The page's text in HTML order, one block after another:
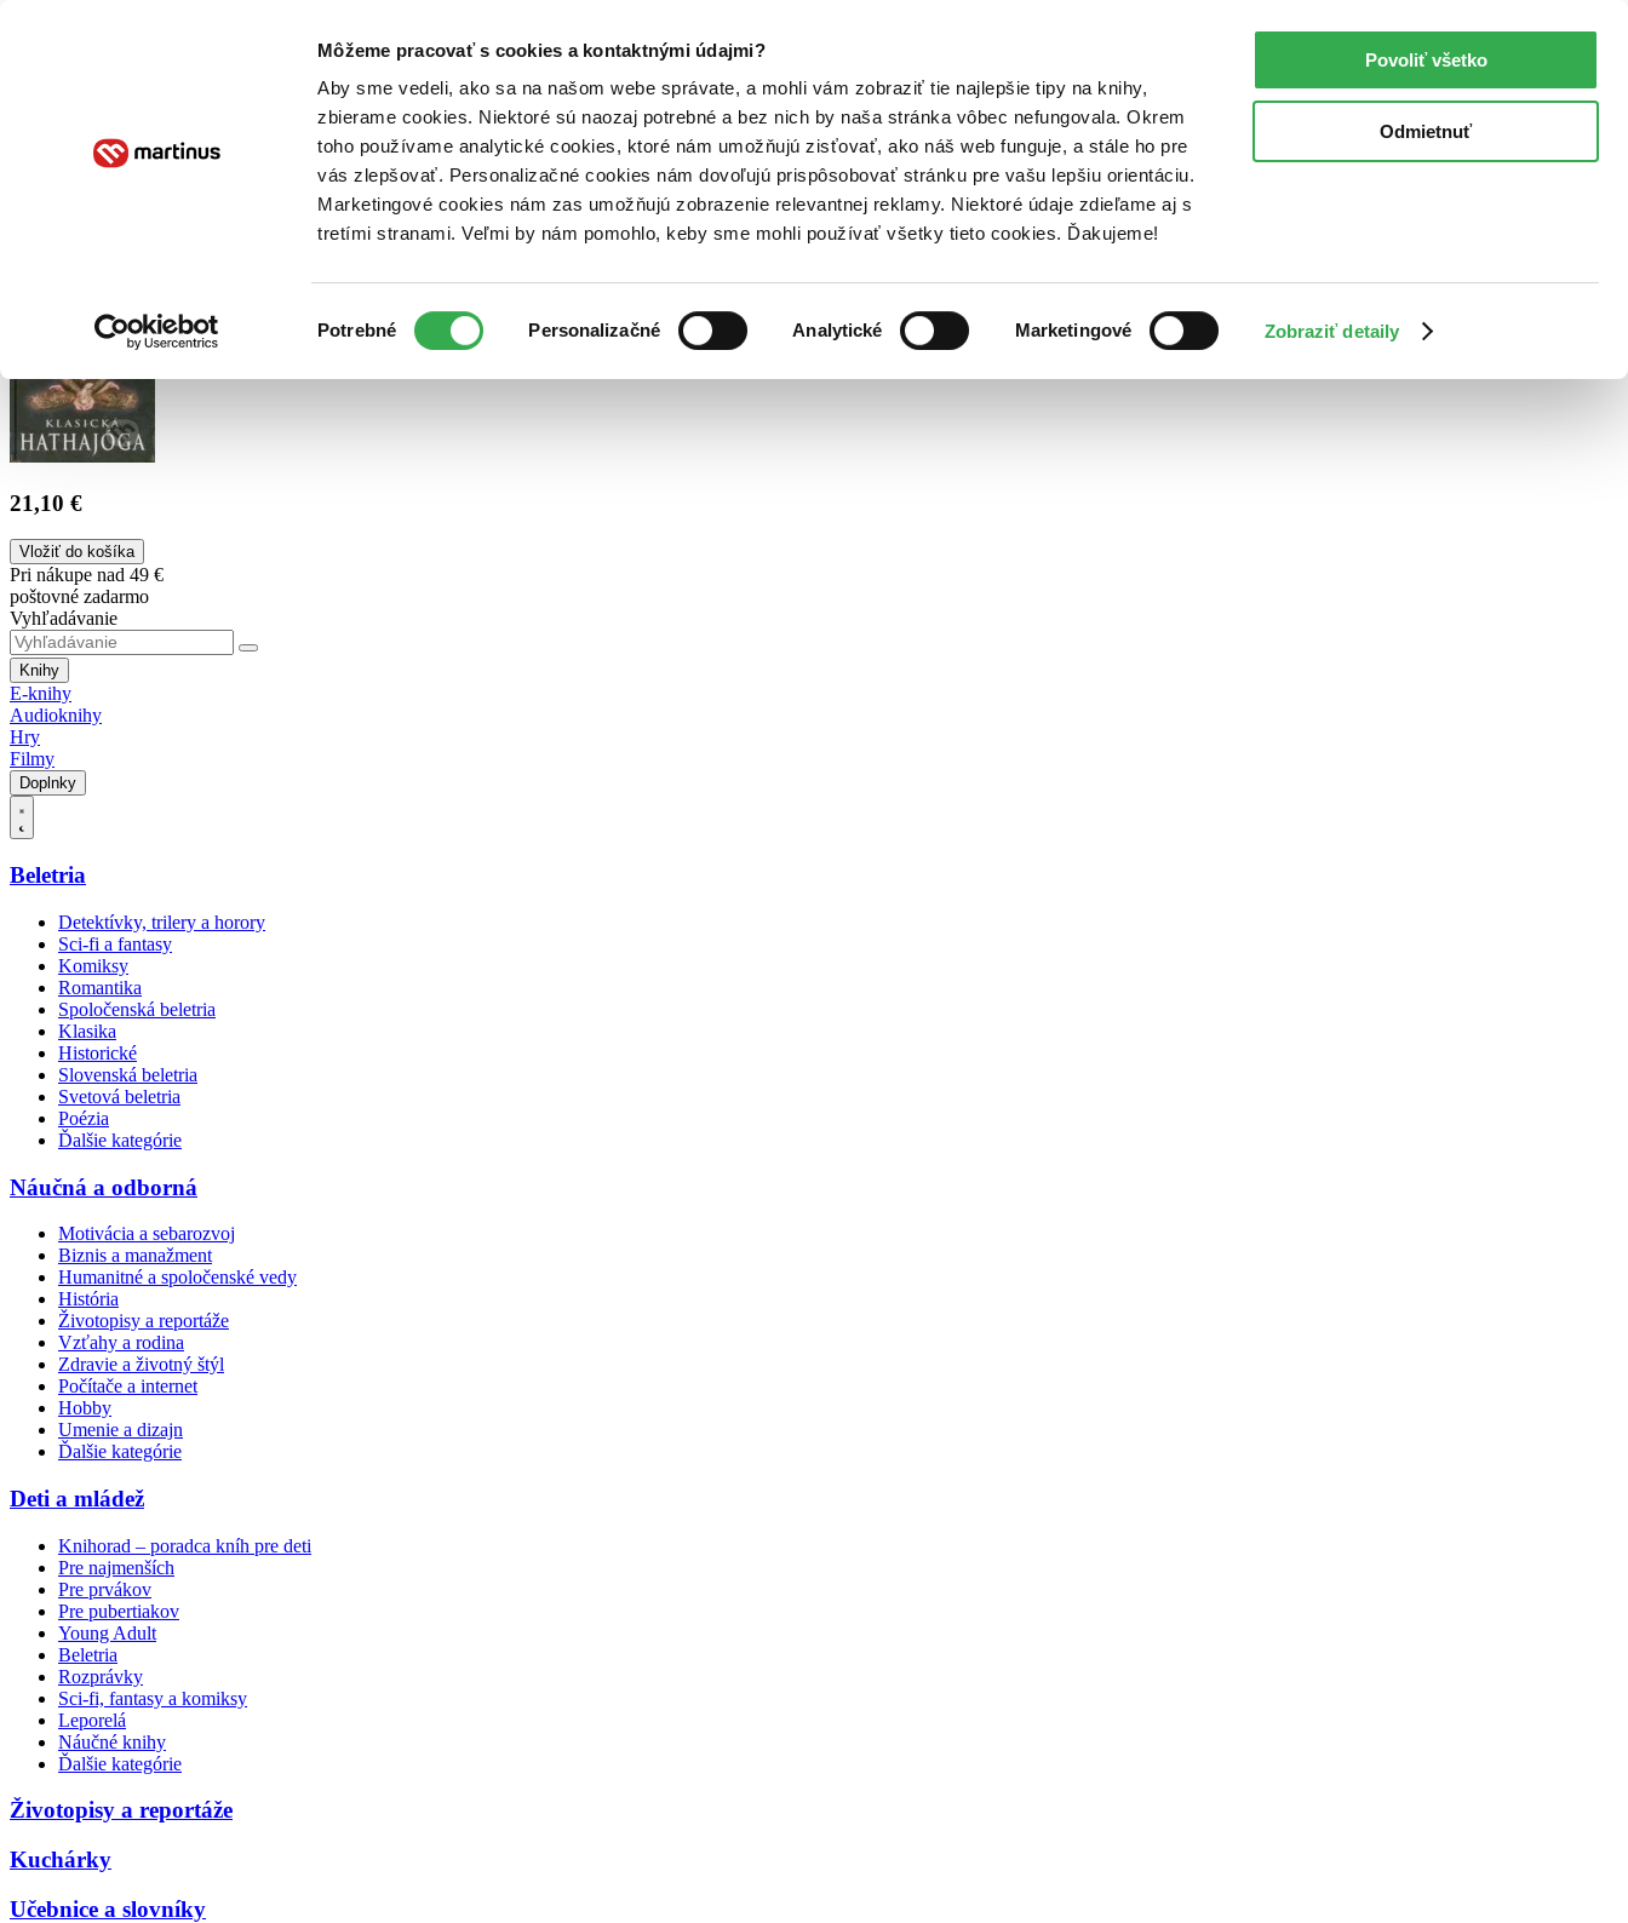
Môžeme pracovať s cookies a kontaktnými údajmi?
Aby sme vedeli, ako sa na našom webe správate, a mohli vám zobraziť tie najlepšie tipy na knihy,
zbierame cookies. Niektoré sú naozaj potrebné a bez nich by naša stránka vôbec nefungovala. Okrem
toho používame analytické cookies, ktoré nám umožňujú zisťovať, ako náš web funguje, a stále ho pre
vás zlepšovať. Personalizačné cookies nám dovoľujú prispôsobovať stránku pre vašu lepšiu orientáciu.
Marketingové cookies nám zas umožňujú zobrazenie relevantnej reklamy. Niektoré údaje zdieľame aj s
tretími stranami. Veľmi by nám pomohlo, keby sme mohli používať všetky tieto cookies. Ďakujeme!
súhlasu
Potrebné Personalizačné Analytické Marketingové Zobraziť detaily
Povoliť všetko
Odmietnuť
Poukážky Kontakt
21,10 €
Vložiť do košíka
Pri nákupe nad 49 €
poštovné zadarmo
Vyhľadávanie
Knihy
E-knihy
Audioknihy
Hry
Filmy
Doplnky
Beletria
Detektívky, trilery a horory
Sci-fi a fantasy
Komiksy
Romantika
Spoločenská beletria
Klasika
Historické
Slovenská beletria
Svetová beletria
Poézia
Ďalšie kategórie
Náučná a odborná
Motivácia a sebarozvoj
Biznis a manažment
Humanitné a spoločenské vedy
História
Životopisy a reportáže
Vzťahy a rodina
Zdravie a životný štýl
Počítače a internet
Hobby
Umenie a dizajn
Ďalšie kategórie
Deti a mládež
Knihorad – poradca kníh pre deti
Pre najmenších
Pre prvákov
Pre pubertiakov
Young Adult
Beletria
Rozprávky
Sci-fi, fantasy a komiksy
Leporelá
Náučné knihy
Ďalšie kategórie
Životopisy a reportáže
Kuchárky
Učebnice a slovníky